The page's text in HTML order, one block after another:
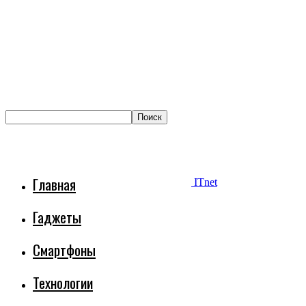
ITnet
Главная
Гаджеты
Смартфоны
Технологии